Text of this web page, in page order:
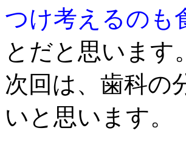
つけ考えるのも
とだと思います。
次回は、歯科の
いと思います。